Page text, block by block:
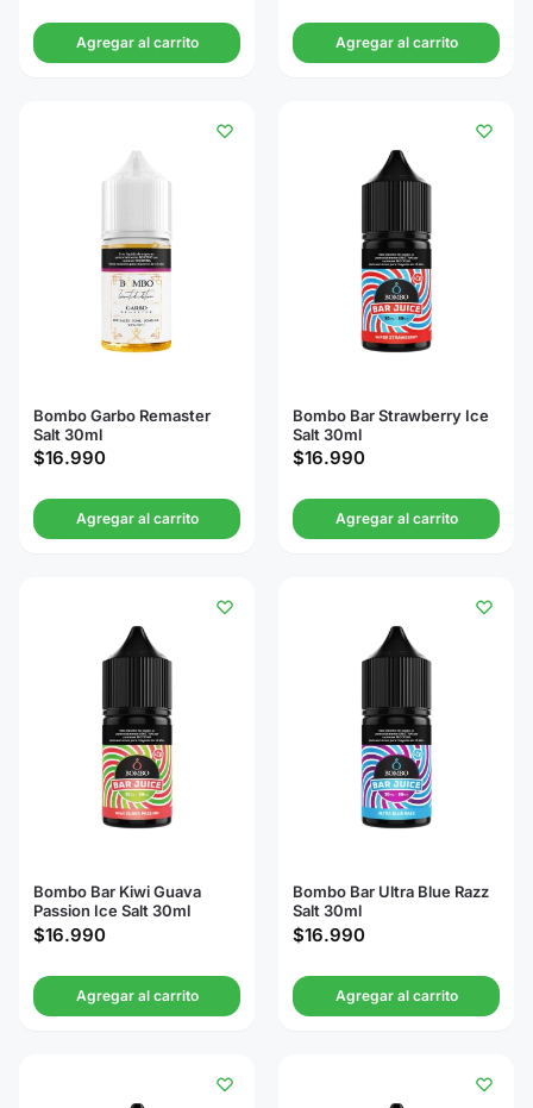
Agregar al carrito Agregar al carrito
Bombo Garbo Remaster
Salt 30ml
$16.990
Agregar al carrito
Bombo Bar Strawberry Ice
Salt 30ml
$16.990
Agregar al carrito
Bombo Bar Kiwi Guava
Passion Ice Salt 30ml
$16.990
Agregar al carrito
Bombo Bar Ultra Blue Razz
Salt 30ml
$16.990
Agregar al carrito